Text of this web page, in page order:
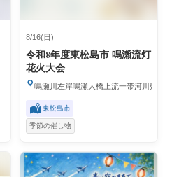
8/16(日)
令和8年度東松島市 鳴瀬流灯
花火大会
鳴瀬川左岸鳴瀬大橋上流一帯河川敷
東松島市
季節の催し物